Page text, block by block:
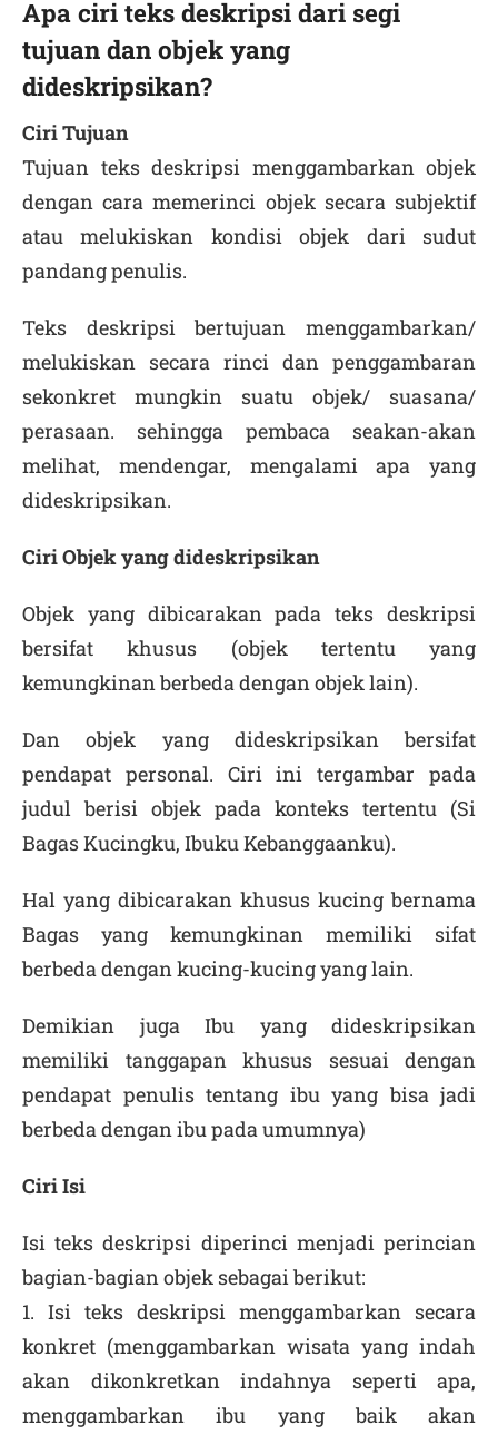
Apa ciri teks deskripsi dari segi
tujuan dan objek yang
dideskripsikan?
Ciri Tujuan
Tujuan teks deskripsi menggambarkan objek
dengan cara memerinci objek secara subjektif
atau melukiskan kondisi objek dari sudut
pandang penulis.
Teks deskripsi bertujuan menggambarkan/
melukiskan secara rinci dan penggambaran
sekonkret mungkin suatu objek/ suasana/
perasaan. sehingga pembaca seakan-akan
melihat, mendengar, mengalami apa yang
dideskripsikan.
Ciri Objek yang dideskripsikan
Objek yang dibicarakan pada teks deskripsi
bersifat khusus (objek tertentu yang
kemungkinan berbeda dengan objek lain).
Dan objek yang dideskripsikan bersifat
pendapat personal. Ciri ini tergambar pada
judul berisi objek pada konteks tertentu (Si
Bagas Kucingku, Ibuku Kebanggaanku).
Hal yang dibicarakan khusus kucing bernama
Bagas yang kemungkinan memiliki sifat
berbeda dengan kucing-kucing yang lain.
Demikian juga Ibu yang dideskripsikan
memiliki tanggapan khusus sesuai dengan
pendapat penulis tentang ibu yang bisa jadi
berbeda dengan ibu pada umumnya)
Ciri Isi
Isi teks deskripsi diperinci menjadi perincian
bagian-bagian objek sebagai berikut:
1. Isi teks deskripsi menggambarkan secara
konkret (menggambarkan wisata yang indah
akan dikonkretkan indahnya seperti apa,
menggambarkan ibu yang baik akan